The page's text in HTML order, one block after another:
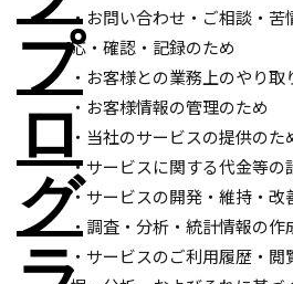
・お問い合わせ・ご相談・苦
応・確認・記録のため
・お客様との業務上のやり取
・お客様情報の管理のため
・当社のサービスの提供のた
・サービスに関する代金等の
・サービスの開発・維持・改
・調査・分析・統計情報の作
・サービスのご利用履歴・